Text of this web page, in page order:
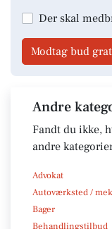
Der skal
Modtag bud
Andre
Fandt du ikke,
andre
Advokat
Autoværksted /
Bager
Behandlingstilbud